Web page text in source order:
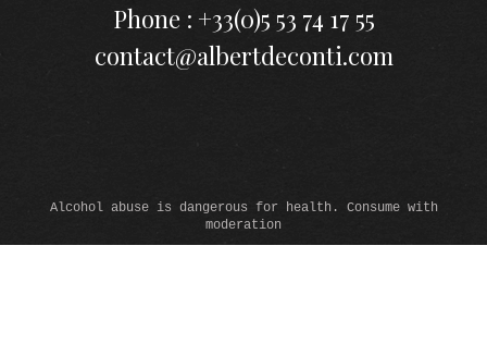
Phone : +33(0)5 53 74 17 55
contact@albertdeconti.com
Alcohol abuse is dangerous for health. Consume with
moderation